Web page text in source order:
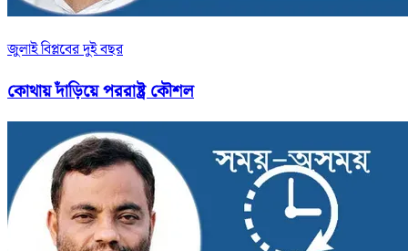
জুলাই বিপ্লবের দুই বছর
কোথায় দাঁড়িয়ে পররাষ্ট্র কৌশল